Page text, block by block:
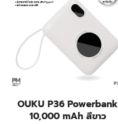
OUKU P36 Powerbank
10,000 mAh สีขาว